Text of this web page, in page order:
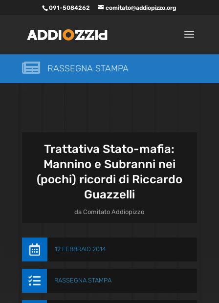
091-5084262 comitato@addiopizzo.org
 RASSEGNA STAMPA
Trattativa Stato-mafia:
Mannino e Subranni nei
(pochi) ricordi di Riccardo
Guazzelli
daComitato Addiopizzo
 12 FEBBRAIO 2014
 RASSEGNA STAMPA